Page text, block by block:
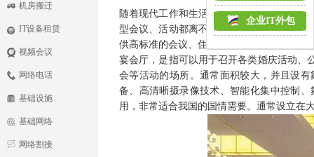
机房搬迁
IT设备租赁
视频会议
网络电话
基础设施
基础网络
网络割接
随着现代工作和生活节奏的日益加快，现
型会议、活动都离不开的就是酒店。酒店不
供高标准的会议、住宿、休闲、娱乐体验等
宴会厅，是指可以用于召开各类婚庆活动、
会等活动的场所。通常面积较大，并且设
备、高清晰摄录像技术、智能化集中控制
用，非常适合我国的国情需要。通常设立在
企业IT外包